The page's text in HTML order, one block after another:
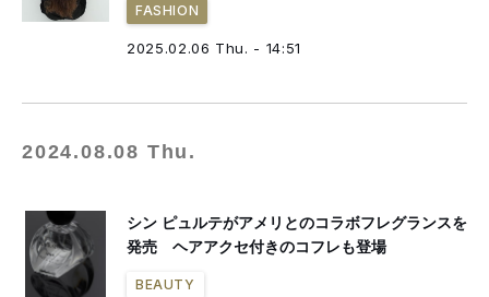
FASHION
2025.02.06 Thu. - 14:51
2024.08.08 Thu.
シン ピュルテがアメリとのコラボフレグランスを
発売 ヘアアクセ付きのコフレも登場
BEAUTY